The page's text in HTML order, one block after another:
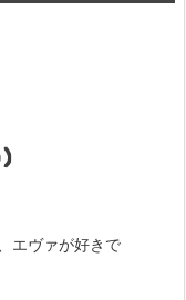
エヴァが好きで